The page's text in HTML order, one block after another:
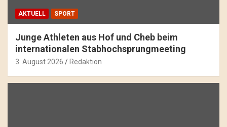
AKTUELL SPORT
Junge Athleten aus Hof und Cheb beim
internationalen Stabhochsprungmeeting
3. August 2026 Redaktion